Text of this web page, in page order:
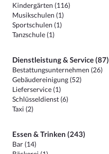
Kindergärten (116)
Musikschulen (1)
Sportschulen (1)
Tanzschule (1)
Dienstleistung & Service (87)
Bestattungsunternehmen (26)
Gebäudereinigung (52)
Lieferservice (1)
Schlüsseldienst (6)
Taxi (2)
Essen & Trinken (243)
Bar (14)